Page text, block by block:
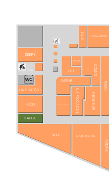
ADIDAS
DAGİ
DEERY
HATEMOĞLU
KAPPA
KİĞILI
LTB
MUDO
PUMA
SARAR
TUĞBA & NİHAN
U.S POLO ASSN. SNEAKS UP
SPORT IN STREET
COLIN'S
TUDORS